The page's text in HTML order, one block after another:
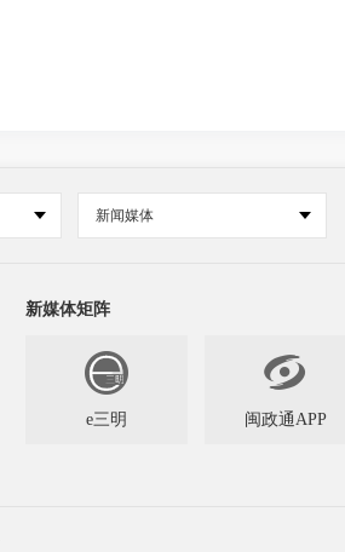
新闻媒体
新媒体矩阵
e三明

闽政通APP